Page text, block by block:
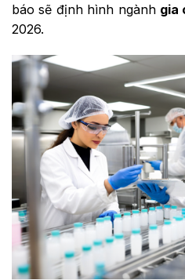
báo sẽ định hình ngành gia
2026.